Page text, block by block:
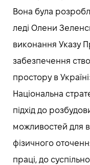
Вона була
леді Олени
виконання Указу
забезпечення
простору в
Національна
підхід до
можливостей для
фізичного
праці, до